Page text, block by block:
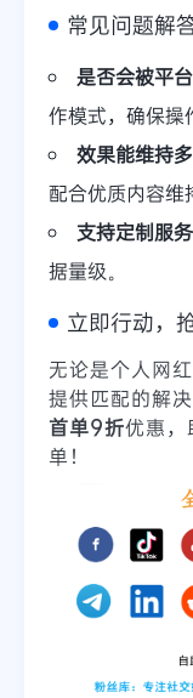
常见问题解
是否会被平台
作模式，确保操
效果能维持多
配合优质内容维
支持定制服务
据量级。
立即行动，
无论是个人网
提供匹配的解
首单9折优惠，
单！